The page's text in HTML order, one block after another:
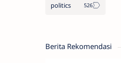
politics
Berita Rekomendasi